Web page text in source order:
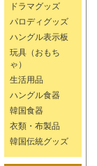
ドラマグッズ
パロディグッズ
ハングル表示板
玩具（おもち
ゃ）
生活用品
ハングル食器
韓国食器
衣類・布製品
韓国伝統グッズ